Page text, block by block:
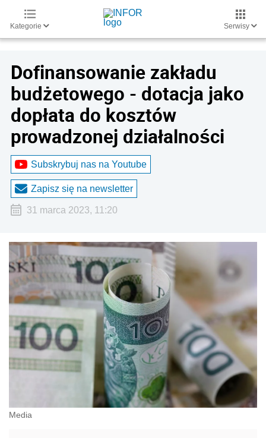
Kategorie Serwisy
Dofinansowanie zakładu
budżetowego - dotacja jako
dopłata do kosztów
prowadzonej działalności
Subskrybuj nas na Youtube
Zapisz się na newsletter
31 marca 2023, 11:20
Media